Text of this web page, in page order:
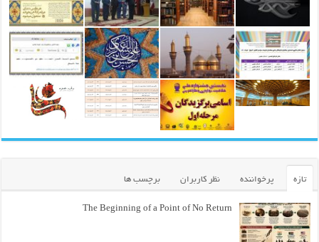
تازه پرخواننده نظر کاربران برچسب ها
The Beginning of a Point of No Return